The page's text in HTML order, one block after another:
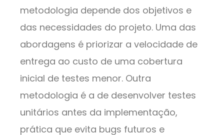
metodologia depende dos objetivos e
das necessidades do projeto. Uma das
abordagens é priorizar a velocidade de
entrega ao custo de uma cobertura
inicial de testes menor. Outra
metodologia é a de desenvolver testes
unitários antes da implementação,
prática que evita bugs futuros e